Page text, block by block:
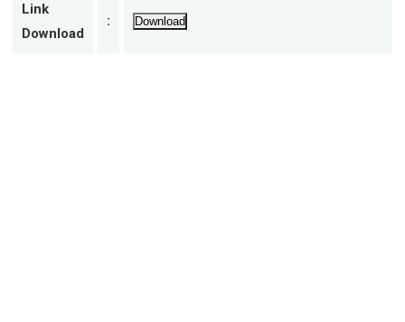
Link
Download
: Download